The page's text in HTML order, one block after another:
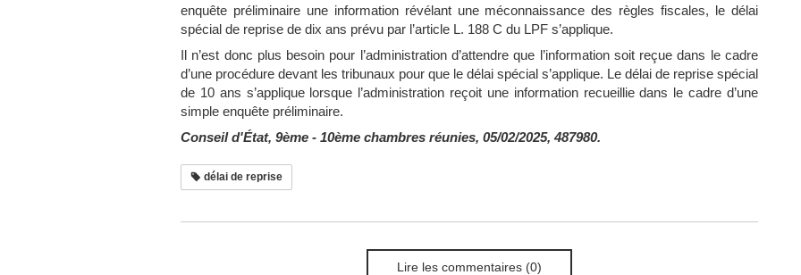
enquête préliminaire une information révélant une méconnaissance des règles fiscales, le délai
spécial de reprise de dix ans prévu par l’article L. 188 C du LPF s’applique.
Il n’est donc plus besoin pour l’administration d’attendre que l’information soit reçue dans le cadre
d’une procédure devant les tribunaux pour que le délai spécial s’applique. Le délai de reprise spécial
de 10 ans s’applique lorsque l’administration reçoit une information recueillie dans le cadre d’une
simple enquête préliminaire.
Conseil d'État, 9ème - 10ème chambres réunies, 05/02/2025, 487980.
délai de reprise
Lire les commentaires (0)